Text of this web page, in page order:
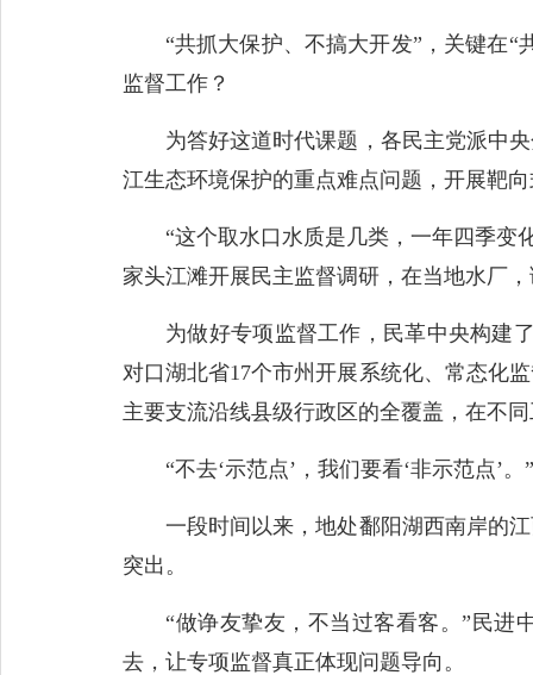
“共抓大保护、不搞大开发”，关键在“
监督工作？
为答好这道时代课题，各民主党派中央
江生态环境保护的重点难点问题，开展靶
“这个取水口水质是几类，一年四季变化
家头江滩开展民主监督调研，在当地水厂
为做好专项监督工作，民革中央构建了
对口湖北省17个市州开展系统化、常态化
主要支流沿线县级行政区的全覆盖，在不
“不去‘示范点’，我们要看‘非示范点’。
一段时间以来，地处鄱阳湖西南岸的江
突出。
“做诤友挚友，不当过客看客。”民进中
去，让专项监督真正体现问题导向。